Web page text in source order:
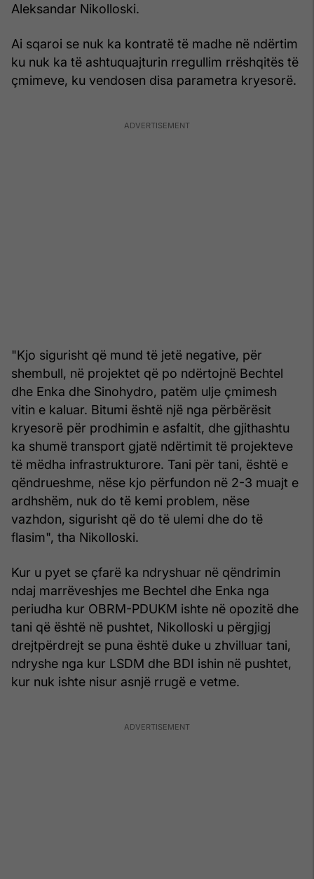
Aleksandar Nikolloski.
Ai sqaroi se nuk ka kontratë të madhe në ndërtim
ku nuk ka të ashtuquajturin rregullim rrëshqitës të
çmimeve, ku vendosen disa parametra kryesorë.
"Kjo sigurisht që mund të jetë negative, për
shembull, në projektet që po ndërtojnë Bechtel
dhe Enka dhe Sinohydro, patëm ulje çmimesh
vitin e kaluar. Bitumi është një nga përbërësit
kryesorë për prodhimin e asfaltit, dhe gjithashtu
ka shumë transport gjatë ndërtimit të projekteve
të mëdha infrastrukturore. Tani për tani, është e
qëndrueshme, nëse kjo përfundon në 2-3 muajt e
ardhshëm, nuk do të kemi problem, nëse
vazhdon, sigurisht që do të ulemi dhe do të
flasim", tha Nikolloski.
Kur u pyet se çfarë ka ndryshuar në qëndrimin
ndaj marrëveshjes me Bechtel dhe Enka nga
periudha kur OBRM-PDUKM ishte në opozitë dhe
tani që është në pushtet, Nikolloski u përgjigj
drejtpërdrejt se puna është duke u zhvilluar tani,
ndryshe nga kur LSDM dhe BDI ishin në pushtet,
kur nuk ishte nisur asnjë rrugë e vetme.